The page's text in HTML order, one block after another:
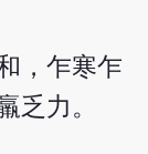
，乍寒乍
乏力。